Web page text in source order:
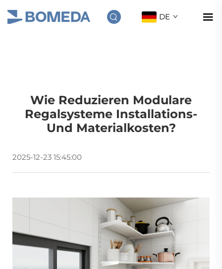
DE
Wie Reduzieren Modulare
Regalsysteme Installations-
Und Materialkosten?
2025-12-23 15:45:00